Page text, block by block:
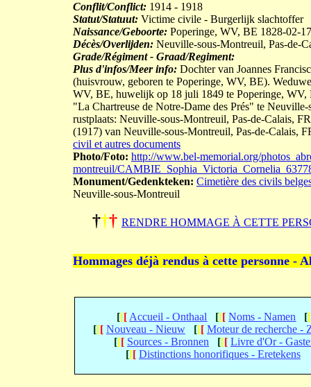
Conflit/Conflict: 1914 - 1918
Statut/Statuut: Victime civile - Burgerlijk slachtoffer
Naissance/Geboorte: Poperinge, WV, BE 1828-02-17
Décès/Overlijden: Neuville-sous-Montreuil, Pas-de-
Grade/Régiment - Graad/Regiment:
Plus d'infos/Meer info: Dochter van Joannes
(huisvrouw, geboren te Poperinge, WV, BE).
WV, BE, huwelijk op 18 juli 1849 te Poperinge, WV,
"La Chartreuse de Notre-Dame des Prés" te
rustplaats: Neuville-sous-Montreuil, Pas-de-Calais,
(1917) van Neuville-sous-Montreuil, Pas-de-Calais,
civil et autres documents
Photo/Foto: http://www.bel-memorial.org/
montreuil/
Monument/Gedenkteken: Cimetière des civils
Neuville-sous-Montreuil
††† RENDRE HOMMAGE À CETTE
Hommages déjà rendus à cette personne -
[[[ Accueil - Onthaal [[[ Noms - Namen [[
[[[ Nouveau - Nieuw [[[ Moteur de recherche -
[[[ Sources - Bronnen [[[ Livre d'Or -
[[[ Distinctions honorifiques - Eretekens